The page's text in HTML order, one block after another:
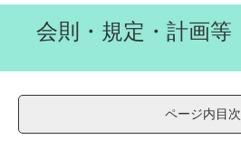
会則・規定・計画等
ページ内目次